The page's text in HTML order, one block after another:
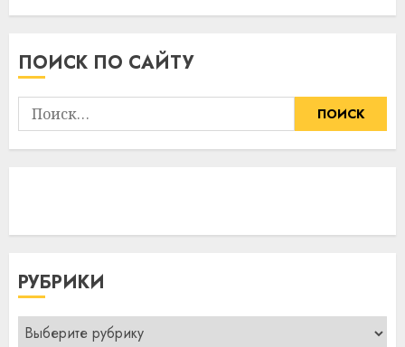
09.08.2026 в 23:00
ПОИСК ПО САЙТУ
Найти:
РУБРИКИ
Рубрики